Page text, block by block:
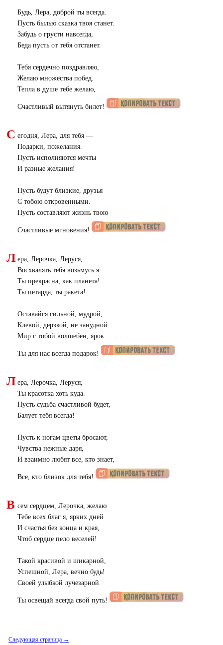
Будь, Лера, доброй ты всегда.
Пусть былью сказка твоя станет.
Забудь о грусти навсегда,
Беда пусть от тебя отстанет.
Тебя сердечно поздравляю,
Желаю множества побед.
Тепла в душе тебе желаю,
Счастливый вытянуть билет!
С егодня, Лера, для тебя —
Подарки, пожелания.
Пусть исполняются мечты
И разные желания!
Пусть будут близкие, друзья
С тобою откровенными.
Пусть составляют жизнь твою
Счастливые мгновения!
Л ера, Лерочка, Леруся,
Восхвалять тебя возьмусь я:
Ты прекрасна, как планета!
Ты петарда, ты ракета!
Оставайся сильной, мудрой,
Клевой, дерзкой, не занудной.
Мир с тобой волшебен, ярок.
Ты для нас всегда подарок!
Л ера, Лерочка, Леруся,
Ты красотка хоть куда.
Пусть судьба счастливой будет,
Балует тебя всегда!
Пусть к ногам цветы бросают,
Чувства нежные даря,
И взаимно любят все, кто знает,
Все, кто близок для тебя!
В сем сердцем, Лерочка, желаю
Тебе всех благ я, ярких дней
И счастья без конца и края,
Чтоб сердце пело веселей!
Такой красивой и шикарной,
Успешной, Лера, вечно будь!
Своей улыбкой лучезарной
Ты освещай всегда свой путь!
Следующая страница →